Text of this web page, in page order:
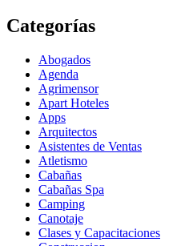
Categorías
Abogados
Agenda
Agrimensor
Apart Hoteles
Apps
Arquitectos
Asistentes de Ventas
Atletismo
Cabañas
Cabañas Spa
Camping
Canotaje
Clases y Capacitaciones